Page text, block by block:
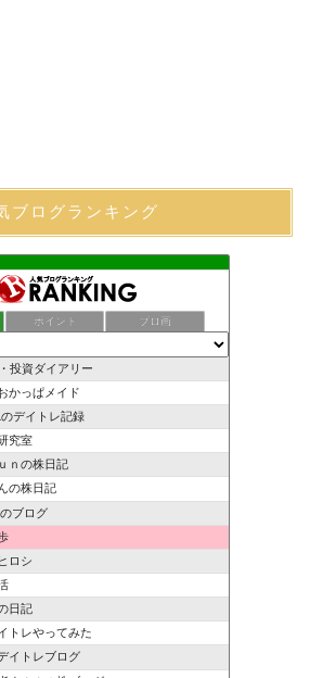
ブログランキング
ポイント ブロ画
投資ダイアリー
かっぱメイド
デイトレ記録
究室
ｎの株日記
の株日記
ブログ
ロシ
日記
トレやってみた
イトレブログ